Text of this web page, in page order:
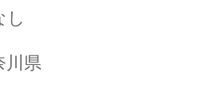
し
川県